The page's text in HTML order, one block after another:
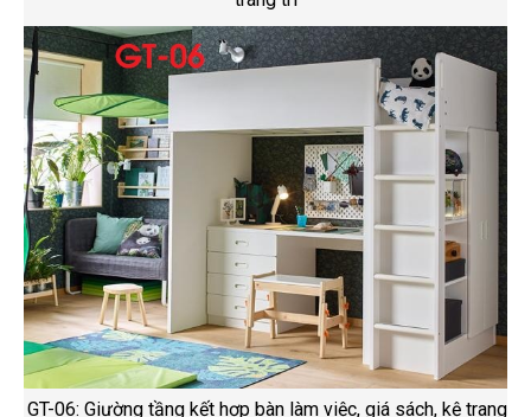
GT-06: Giường tầng kết hợp bàn làm việc, giá sách, kệ trang